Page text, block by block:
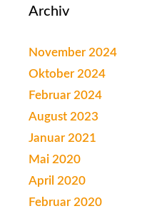
Archiv
November 2024
Oktober 2024
Februar 2024
August 2023
Januar 2021
Mai 2020
April 2020
Februar 2020